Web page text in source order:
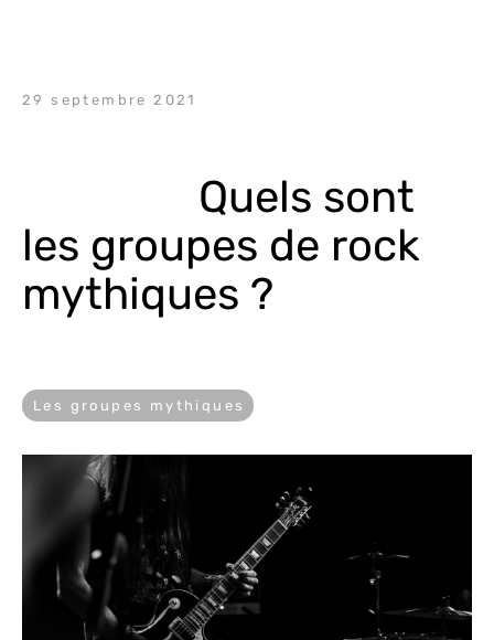
29 septembre 2021
Quels sont
les groupes de rock
mythiques ?
Les groupes mythiques